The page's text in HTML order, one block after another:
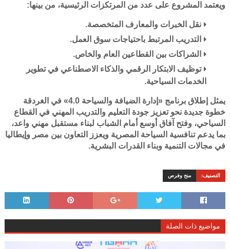
ويعتمد المشروع على عدد من المرتكزات الرئيسية، من بينها:
نقل الخبرات والمعارف المتخصصة.
التدريب المرتبط باحتياجات سوق العمل.
الشراكات بين القطاعين العام والخاص.
توظيف الابتكار الرقمي والذكاء الاصطناعي في تطوير
الخدمات السياحية.
يمثل إطلاق برنامج «إدارة الضيافة والسياحة 4.0» في الغردقة
خطوة جديدة نحو تعزيز جودة التعليم والتدريب المهني في القطاع
السياحي، وفتح آفاق أوسع أمام الشباب لبناء مستقبل مهني واعد،
بما يدعم تنافسية السياحة المصرية ويعزز التعاون بين مصر وإيطاليا
في مجالات التنمية وبناء القدرات البشرية.
التصنيف: منح وفرص
مواضيع ذات الصلة